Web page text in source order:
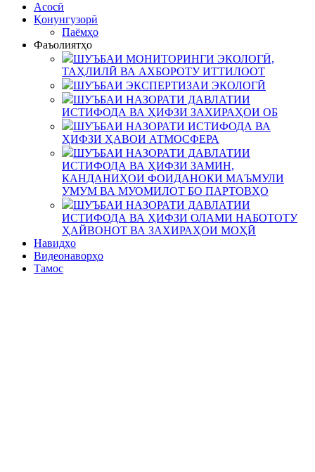
Асосӣ
Қонунгузорӣ
Паёмҳо
Фаъолиятҳо
ШУЪБАИ МОНИТОРИНГИ ЭКОЛОГӢ,
ТАҲЛИЛӢ ВА АХБОРОТУ ИТТИЛООТ
ШУЪБАИ ЭКСПЕРТИЗАИ ЭКОЛОГӢ
ШУЪБАИ НАЗОРАТИ ДАВЛАТИИ
ИСТИФОДА ВА ҲИФЗИ ЗАХИРАҲОИ ОБ
ШУЪБАИ НАЗОРАТИ ИСТИФОДА ВА
ҲИФЗИ ҲАВОИ АТМОСФЕРА
ШУЪБАИ НАЗОРАТИ ДАВЛАТИИ
ИСТИФОДА ВА ҲИФЗИ ЗАМИН,
КАНДАНИҲОИ ФОИДАНОКИ МАЪМУЛИ
УМУМ ВА МУОМИЛОТ БО ПАРТОВҲО
ШУЪБАИ НАЗОРАТИ ДАВЛАТИИ
ИСТИФОДА ВА ҲИФЗИ ОЛАМИ НАБОТОТУ
ҲАЙВОНОТ ВА ЗАХИРАҲОИ МОҲӢ
Навидҳо
Видеонаворҳо
Тамос